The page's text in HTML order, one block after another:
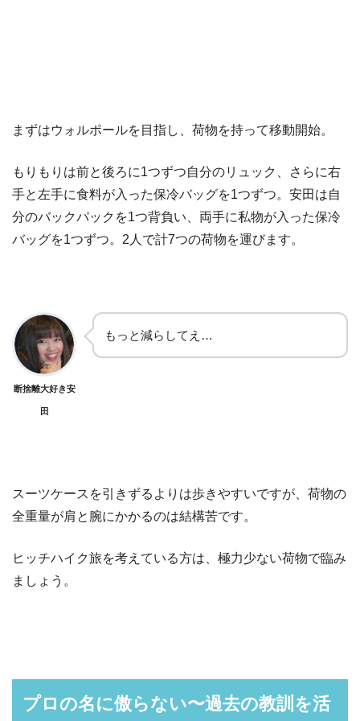
まずはウォルポールを目指し、荷物を持って移動開始。
もりもりは前と後ろに1つずつ自分のリュック、さらに右
手と左手に食料が入った保冷バッグを1つずつ。安田は自
分のバックパックを1つ背負い、両手に私物が入った保冷
バッグを1つずつ。2人で計7つの荷物を運びます。
断捨離大好き安
田
もっと減らしてえ…
スーツケースを引きずるよりは歩きやすいですが、荷物の
全重量が肩と腕にかかるのは結構苦です。
ヒッチハイク旅を考えている方は、極力少ない荷物で臨み
ましょう。
プロの名に傲らない〜過去の教訓を活